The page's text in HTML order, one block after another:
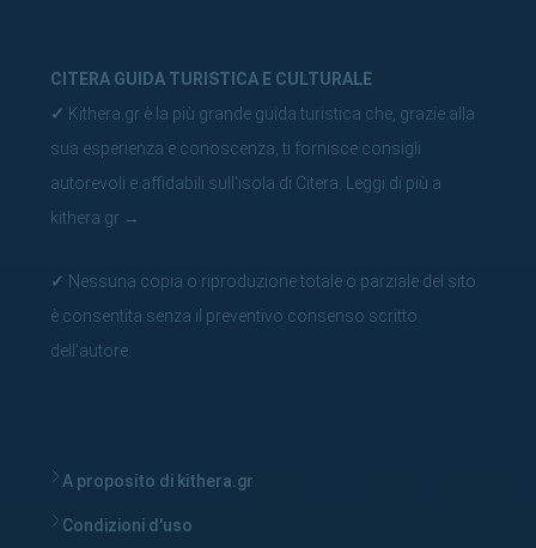
CITERA GUIDA TURISTICA E CULTURALE
✓ Kithera.gr è la più grande guida turistica che, grazie alla
sua esperienza e conoscenza, ti fornisce consigli
autorevoli e affidabili sull'isola di Citera.
Leggi di più a
kithera.gr →
✓ Nessuna copia o riproduzione totale o parziale del sito
è consentita senza il preventivo consenso scritto
dell'autore.
A proposito di kithera.gr
Condizioni d'uso